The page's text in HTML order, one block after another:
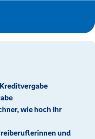
wie hoch Ihr
und